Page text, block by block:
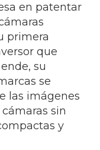
en patentar
primera
que
su
se
las imágenes
sin
y